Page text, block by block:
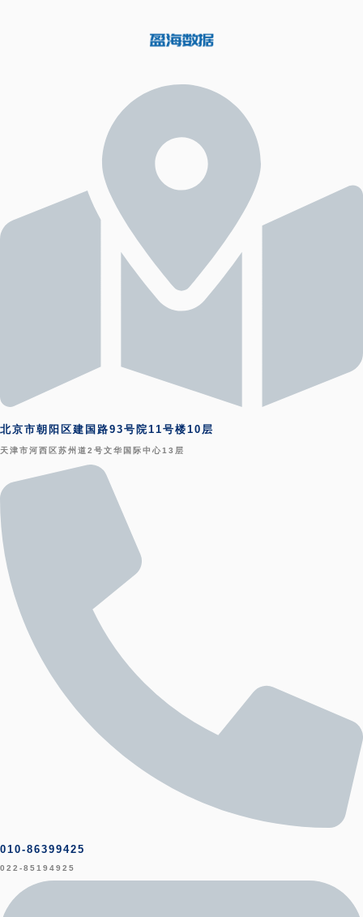
北京市朝阳区建国路93号院11号楼10层
天津市河西区苏州道2号文华国际中心13层
010-86399425
022-85194925